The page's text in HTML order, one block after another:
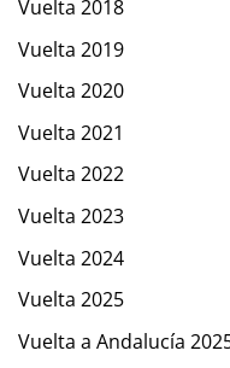
Vuelta 2018
Vuelta 2019
Vuelta 2020
Vuelta 2021
Vuelta 2022
Vuelta 2023
Vuelta 2024
Vuelta 2025
Vuelta a Andalucía